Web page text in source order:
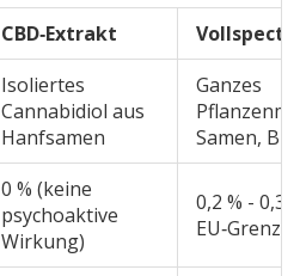
CBD‑Extrakt
Isoliertes
Cannabidiol aus
Hanfsamen
Ganzes
Samen,
0 % (keine
psychoaktive
Wirkung)
0,2 % - 0,3